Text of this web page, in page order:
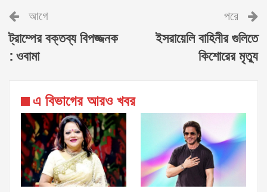
আগে
ট্রাম্পের বক্তব্য বিপজ্জনক
: ওবামা
পরে
ইসরায়েলি বাহিনীর গুলিতে
কিশোরের মৃত্যু
এ বিভাগের আরও খবর